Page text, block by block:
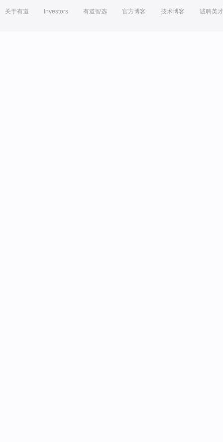
关于有道 Investors 有道智选 官方博客 技术博客 诚聘英才